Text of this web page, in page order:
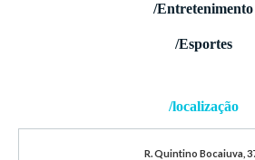
/Entretenimento
/Esportes
/localização
R. Quintino Bocaiuva,